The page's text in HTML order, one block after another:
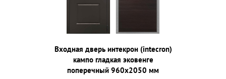
Входная дверь интекрон (intecron)
кампо гладкая эковенге
поперечный 960х2050 мм